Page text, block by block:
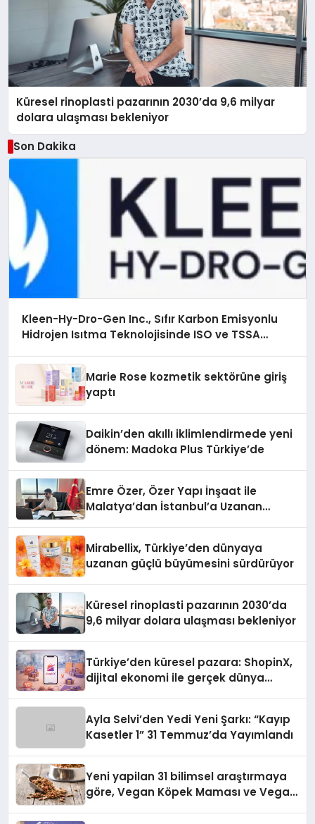
Küresel rinoplasti pazarının 2030’da 9,6 milyar
dolara ulaşması bekleniyor
Son Dakika
Kleen-Hy-Dro-Gen Inc., Sıfır Karbon Emisyonlu
Hidrojen Isıtma Teknolojisinde ISO ve TSSA
Marie Rose kozmetik sektörüne giriş
yaptı
Daikin’den akıllı iklimlendirmede yeni
dönem: Madoka Plus Türkiye’de
Emre Özer, Özer Yapı İnşaat ile
Malatya’dan İstanbul’a Uzanan
Mirabellix, Türkiye’den dünyaya
uzanan güçlü büyümesini sürdürüyor
Küresel rinoplasti pazarının 2030’da
9,6 milyar dolara ulaşması bekleniyor
Türkiye’den küresel pazara: ShopinX,
dijital ekonomi ile gerçek dünya
Ayla Selvi’den Yedi Yeni Şarkı: “Kayıp
Kasetler 1” 31 Temmuz’da Yayımlandı
Yeni yapilan 31 bilimsel araştırmaya
göre, Vegan Köpek Maması ve Vegan